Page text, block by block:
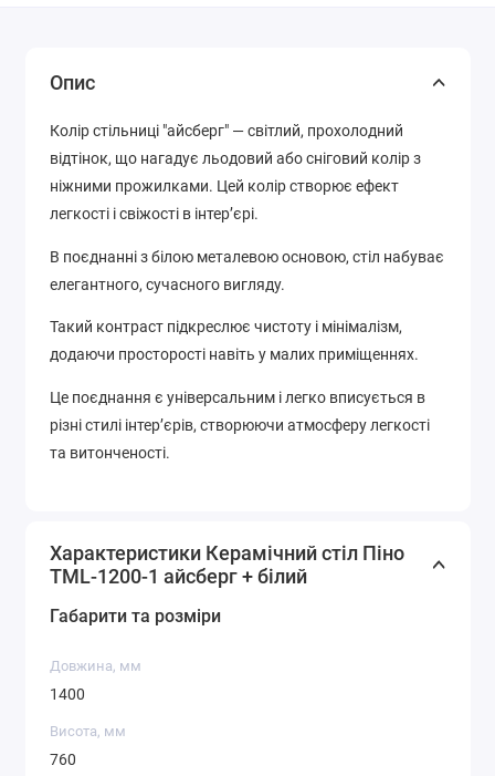
Опис
Колір стільниці "айсберг" — світлий, прохолодний
відтінок, що нагадує льодовий або сніговий колір з
ніжними прожилками. Цей колір створює ефект
легкості і свіжості в інтер’єрі.
В поєднанні з білою металевою основою, стіл набуває
елегантного, сучасного вигляду.
Такий контраст підкреслює чистоту і мінімалізм,
додаючи просторості навіть у малих приміщеннях.
Це поєднання є універсальним і легко вписується в
різні стилі інтер’єрів, створюючи атмосферу легкості
та витонченості.
Характеристики Керамічний стіл Піно
TML-1200-1 айсберг + білий
Габарити та розміри
Довжина, мм
1400
Висота, мм
760